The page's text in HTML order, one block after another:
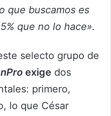
que buscamos es
que no lo hace».
selecto grupo de
exige dos
primero,
lo que César